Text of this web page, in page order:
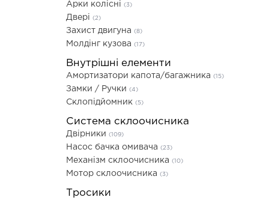
Арки колісні (3)
Двері (2)
Захист двигуна (8)
Молдінг кузова (17)
Внутрішні елементи
Амортизатори капота/багажника (15)
Замки / Ручки (4)
Склопідйомник (5)
Система склоочисника
Двірники (109)
Насос бачка омивача (23)
Механізм склоочисника (10)
Мотор склоочисника (3)
Тросики